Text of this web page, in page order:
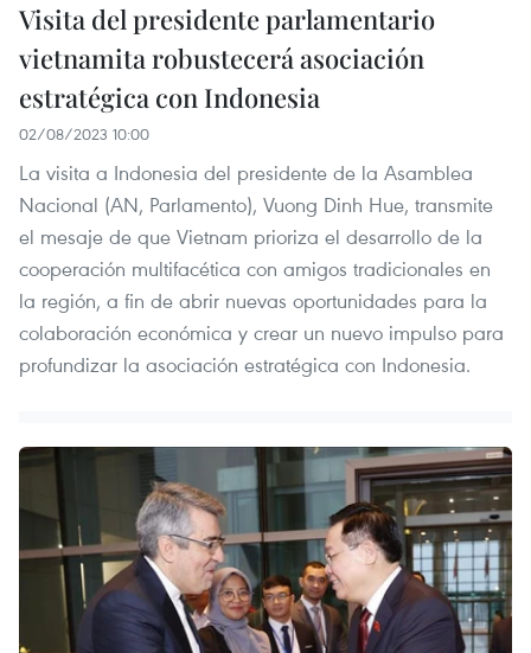
Visita del presidente parlamentario
vietnamita robustecerá asociación
estratégica con Indonesia
02/08/2023 10:00
La visita a Indonesia del presidente de la Asamblea
Nacional (AN, Parlamento), Vuong Dinh Hue, transmite
el mesaje de que Vietnam prioriza el desarrollo de la
cooperación multifacética con amigos tradicionales en
la región, a fin de abrir nuevas oportunidades para la
colaboración económica y crear un nuevo impulso para
profundizar la asociación estratégica con Indonesia.